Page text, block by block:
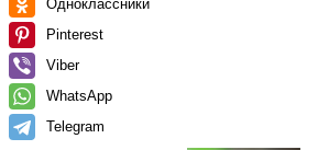
Одноклассники
Pinterest
Viber
WhatsApp
Telegram